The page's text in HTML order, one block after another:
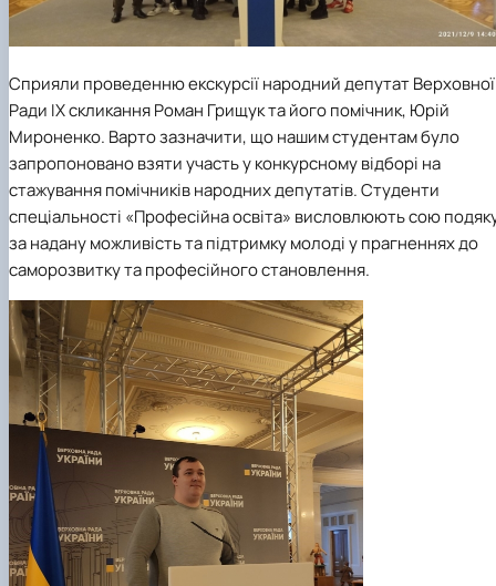
Сприяли проведенню екскурсії народний депутат Верховної
Ради ІХ скликання Роман Грищук та його помічник, Юрій
Мироненко. Варто зазначити, що нашим студентам було
запропоновано взяти участь у конкурсному відборі на
стажування помічників народних депутатів. Студенти
спеціальності «Професійна освіта» висловлюють сою
за надану можливість та підтримку молоді у прагненнях до
саморозвитку та професійного становлення.